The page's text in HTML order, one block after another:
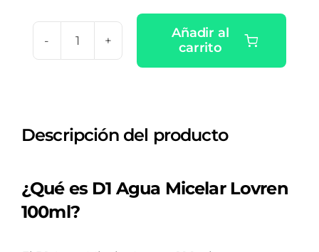
D1
100ML
Añadir al
carrito
Descripción del producto
¿Qué es D1 Agua Micelar Lovren
100ml?